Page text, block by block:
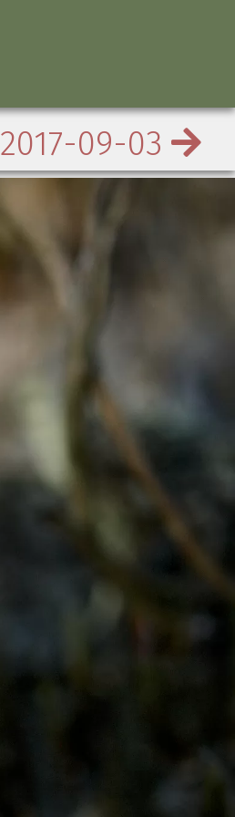
2017-09-03